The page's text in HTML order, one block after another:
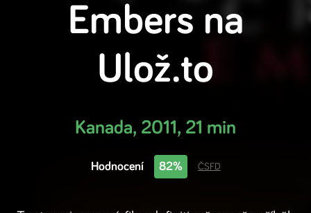
Embers na
Ulož.to
Kanada, 2011, 21 min
Hodnocení 82% ČSFD